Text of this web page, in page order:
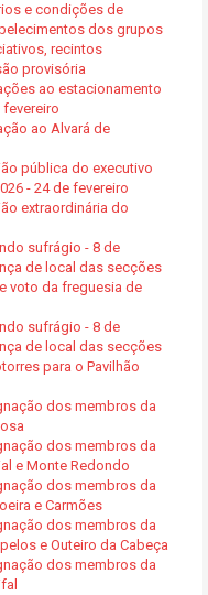
e condições de
dos grupos
recintos
provisória
ao estacionamento
ao Alvará de
pública do executivo
- 24 de fevereiro
extraordinária do
sufrágio - 8 de
de local das secções
voto da freguesia de
sufrágio - 8 de
de local das secções
para o Pavilhão
dos membros da
dos membros da
e Monte Redondo
dos membros da
e Carmões
dos membros da
e Outeiro da Cabeça
dos membros da